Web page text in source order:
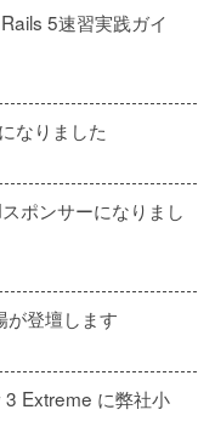
5速習実践ガイ
なりました
ポンサーになりまし
登壇します
Extreme に弊社小